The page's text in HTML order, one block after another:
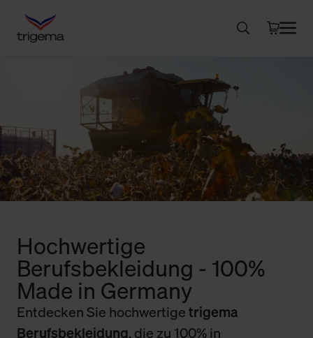
Hochwertige
Berufsbekleidung - 100%
Made in Germany
Entdecken Sie hochwertigetrigema
Berufsbekleidung, die zu 100% in